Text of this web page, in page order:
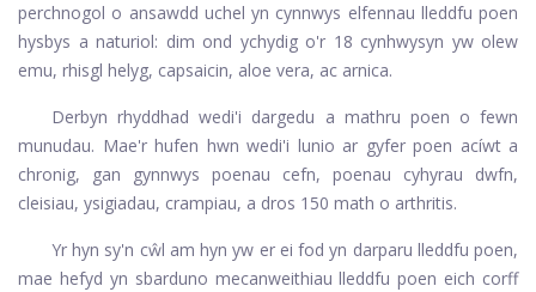
perchnogol o ansawdd uchel yn cynnwys elfennau lleddfu poen
hysbys a naturiol: dim ond ychydig o'r 18 cynhwysyn yw olew
emu, rhisgl helyg, capsaicin, aloe vera, ac arnica.
Derbyn rhyddhad wedi'i dargedu a mathru poen o fewn
munudau. Mae'r hufen hwn wedi'i lunio ar gyfer poen acíwt a
chronig, gan gynnwys poenau cefn, poenau cyhyrau dwfn,
cleisiau, ysigiadau, crampiau, a dros 150 math o arthritis.
Yr hyn sy'n cŵl am hyn yw er ei fod yn darparu lleddfu poen,
mae hefyd yn sbarduno mecanweithiau lleddfu poen eich corff